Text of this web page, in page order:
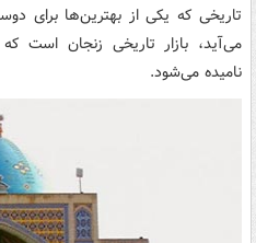
تاریخی که یکی از بهترین‌ها برای
می‌آید، بازار تاریخی زنجان است که
نامیده می‌شود.